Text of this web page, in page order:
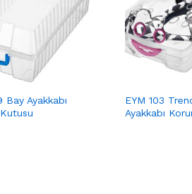
Bay Ayakkabı
EYM 103
Ayakkabı